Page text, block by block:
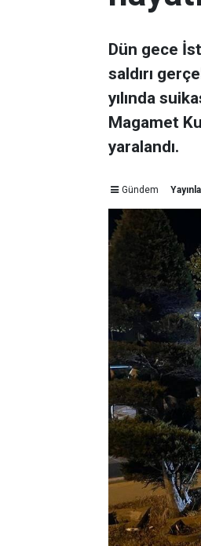
Dün gece
saldırı
yılında
Magamet
yaralandı.
Gündem